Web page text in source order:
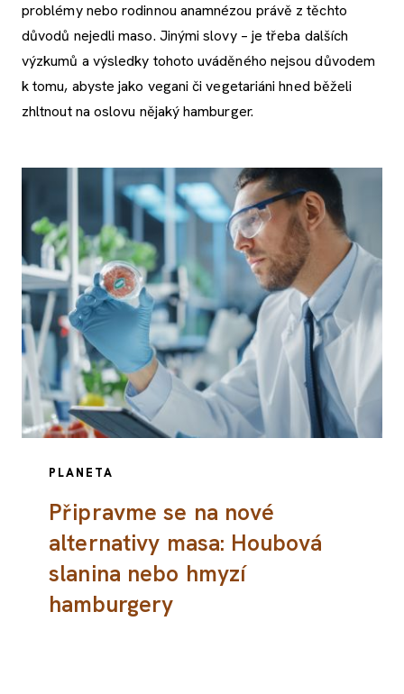
problémy nebo rodinnou anamnézou právě z těchto
důvodů nejedli maso. Jinými slovy – je třeba dalších
výzkumů a výsledky tohoto uváděného nejsou důvodem
k tomu, abyste jako vegani či vegetariáni hned běželi
zhltnout na oslovu nějaký hamburger.
PLANETA
Připravme se na nové
alternativy masa: Houbová
slanina nebo hmyzí
hamburgery